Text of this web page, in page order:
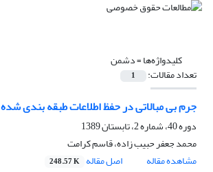
کلیدواژه‌ها =دشمن
تعداد مقالات: 1
جرم بی مبالاتی در حفظ اطلاعات طبقه بندی شده
دوره 40، شماره 2، تابستان 1389
محمد جعفر حبیب زاده، قاسم کرامت
مشاهده مقاله
اصل مقاله 248.57 K